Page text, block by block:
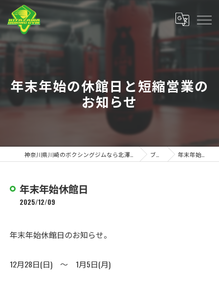
年末年始の休館日と短縮営業の
お知らせ
ブログ 年末年始休館日
年末年始休館日
2025/12/09
年末年始休館日のお知らせ。
12月28日(日) ～ 1月5日(月)